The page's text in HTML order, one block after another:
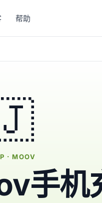
帮助
· MOOV
手机